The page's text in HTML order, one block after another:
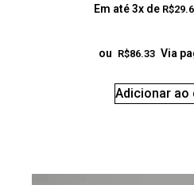
Em até 3x de R$
ou R$86.33 Via
Adicionar ao